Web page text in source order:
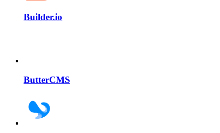
Builder.io
ButterCMS